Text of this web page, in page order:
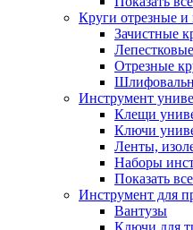
Круги отрезные
Зачистные
Отрезные
Инструмент
Клещи
Ключи
Ленты,
Наборы
Показать все
Инструмент для
Вантузы
Ключи для